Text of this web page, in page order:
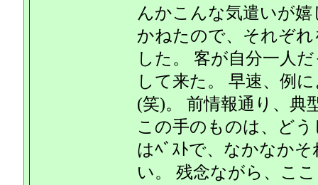
んかこんな気遣いが
かねたので、それぞ
した。 客が自分一人
して来た。 早速、例
(笑)。 前情報通り、典
この手のものは、ど
はﾍﾞｽﾄで、なかなか
い。 残念ながら、こ